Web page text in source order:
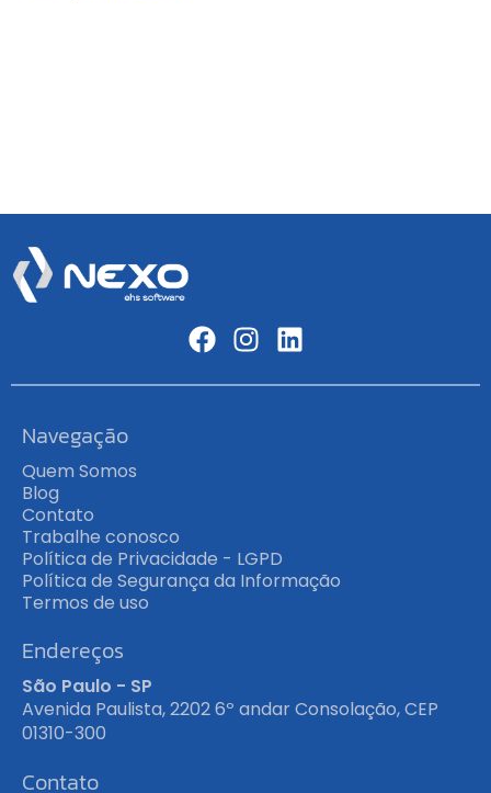
Navegação
Quem Somos
Blog
Contato
Trabalhe conosco
Política de Privacidade - LGPD
Política de Segurança da Informação
Termos de uso
Endereços
São Paulo - SP
Avenida Paulista, 2202 6º andar Consolação, CEP
01310-300
Contato